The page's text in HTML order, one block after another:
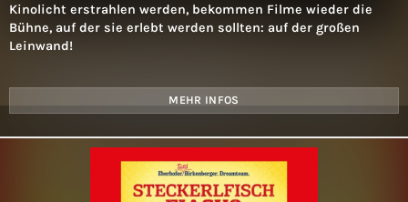
Kinolicht erstrahlen werden, bekommen Filme wieder die
Bühne, auf der sie erlebt werden sollten: auf der großen
Leinwand!
MEHR INFOS